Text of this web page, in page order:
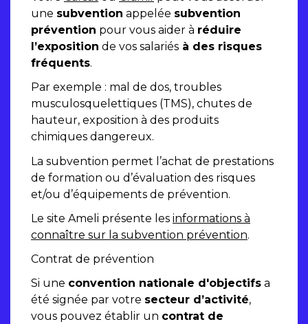
une subvention appelée subvention
prévention pour vous aider à réduire
l’exposition de vos salariés à des risques
fréquents.
Par exemple : mal de dos, troubles
musculosquelettiques (TMS), chutes de
hauteur, exposition à des produits
chimiques dangereux.
La subvention permet l’achat de prestations
de formation ou d’évaluation des risques
et/ou d’équipements de prévention.
Le site Ameli présente les informations à
connaître sur la subvention prévention.
Contrat de prévention
Si une convention nationale d'objectifs a
été signée par votre secteur d’activité,
vous pouvez établir un contrat de